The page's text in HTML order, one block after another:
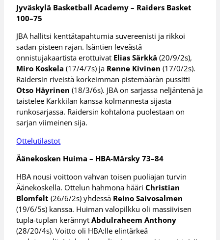
Jyväskylä Basketball Academy – Raiders Basket
100–75
JBA hallitsi kenttätapahtumia suvereenisti ja rikkoi
sadan pisteen rajan. Isäntien leveästä
onnistujakaartista erottuivat Elias Särkkä (20/9/2s),
Miro Koskela (17/4/7s) ja Renne Kivinen (17/0/2s).
Raidersin riveistä korkeimman pistemäärän pussitti
Otso Häyrinen (18/3/6s). JBA on sarjassa neljäntenä ja
taistelee Karkkilan kanssa kolmannesta sijasta
runkosarjassa. Raidersin kohtalona puolestaan on
sarjan viimeinen sija.
Ottelutilastot
Äänekosken Huima – HBA-Märsky 73–84
HBA nousi voittoon vahvan toisen puoliajan turvin
Äänekoskella. Ottelun hahmona hääriChristian
Blomfelt (26/6/2s) yhdessä Reino Saivosalmen
(19/6/5s) kanssa. Huiman valopilkku oli massiivisen
tupla-tuplan kerännytAbdulraheem Anthony
(28/20/4s). Voitto oli HBA:lle elintärkeä